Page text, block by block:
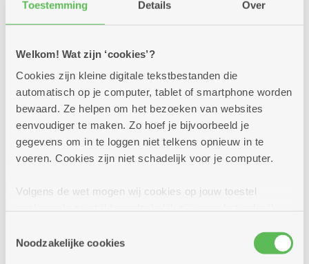
Toestemming Details Over
Welkom! Wat zijn ‘cookies’?
Cookies zijn kleine digitale tekstbestanden die
automatisch op je computer, tablet of smartphone worden
bewaard. Ze helpen om het bezoeken van websites
eenvoudiger te maken. Zo hoef je bijvoorbeeld je
gegevens om in te loggen niet telkens opnieuw in te
voeren. Cookies zijn niet schadelijk voor je computer.
Volgens de wet mogen wij cookies op jouw toestel
cookies hebben we jouw toestemming nodig. Sommige
cookies worden geplaatst door derde partijen die een
Noodzakelijke cookies
Voor mezelf
Voornaam*
Familienaam
Geboortedatum